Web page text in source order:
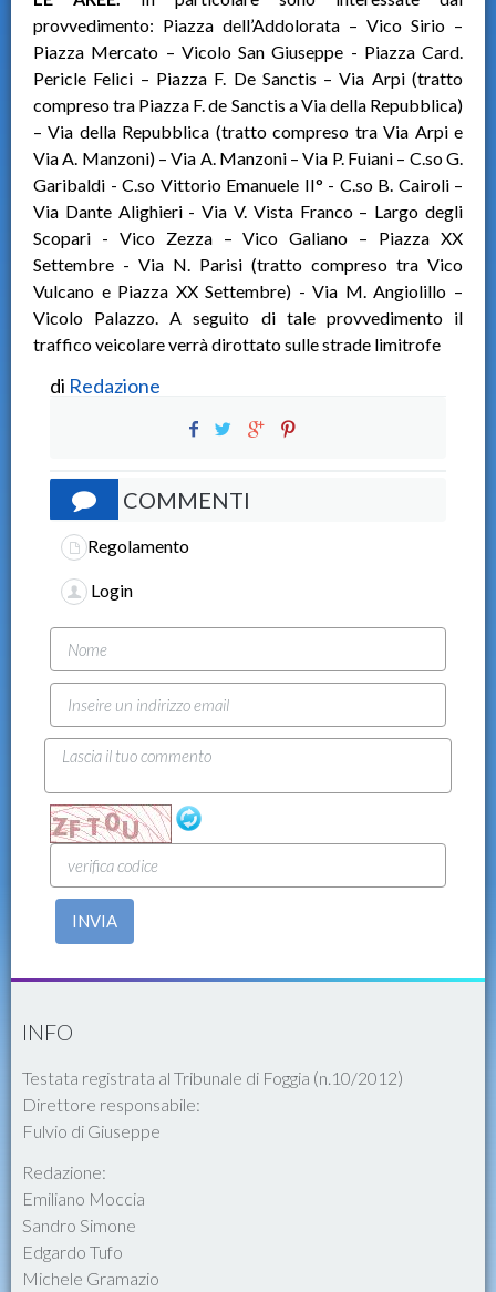
provvedimento: Piazza dell’Addolorata – Vico Sirio –
Piazza Mercato – Vicolo San Giuseppe - Piazza Card.
Pericle Felici – Piazza F. De Sanctis – Via Arpi (tratto
compreso tra Piazza F. de Sanctis a Via della Repubblica)
– Via della Repubblica (tratto compreso tra Via Arpi e
Via A. Manzoni) – Via A. Manzoni – Via P. Fuiani – C.so G.
Garibaldi - C.so Vittorio Emanuele II° - C.so B. Cairoli –
Via Dante Alighieri - Via V. Vista Franco – Largo degli
Scopari - Vico Zezza – Vico Galiano – Piazza XX
Settembre - Via N. Parisi (tratto compreso tra Vico
Vulcano e Piazza XX Settembre) - Via M. Angiolillo –
Vicolo Palazzo. A seguito di tale provvedimento il
traffico veicolare verrà dirottato sulle strade limitrofe
di Redazione
COMMENTI
Regolamento
Login
INVIA
INFO
Testata registrata al Tribunale di Foggia (n.10/2012)
Direttore responsabile:
Fulvio di Giuseppe
Redazione:
Emiliano Moccia
Sandro Simone
Edgardo Tufo
Michele Gramazio